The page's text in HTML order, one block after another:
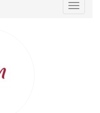
Toggle